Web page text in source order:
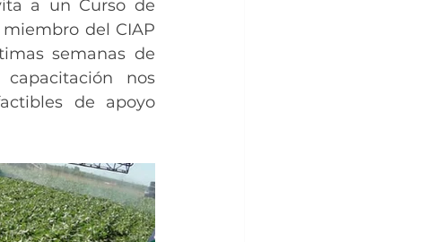
a un Curso de
del CIAP
semanas de
nos
de apoyo